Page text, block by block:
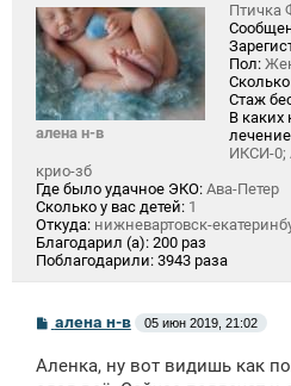
алена н-в
Птичка
Пол:
Стаж
В каких
ИКСИ-0;
крио-зб
Где было удачное ЭКО: Ава-Петер
Сколько у вас детей: 1
Откуда: нижневартовск-
Благодарил (а): 200 раз
Поблагодарили: 3943 раза
С
б
алена н-в 05 июн 2019, 21:02
Аленка, ну вот видишь как